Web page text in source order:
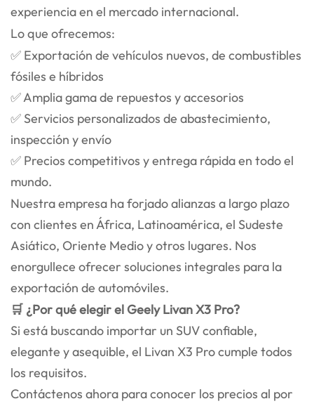
experiencia en el mercado internacional.
Lo que ofrecemos:
✅ Exportación de vehículos nuevos, de combustibles
fósiles e híbridos
✅ Amplia gama de repuestos y accesorios
✅ Servicios personalizados de abastecimiento,
inspección y envío
✅ Precios competitivos y entrega rápida en todo el
mundo.
Nuestra empresa ha forjado alianzas a largo plazo
con clientes en África, Latinoamérica, el Sudeste
Asiático, Oriente Medio y otros lugares. Nos
enorgullece ofrecer soluciones integrales para la
exportación de automóviles.
🛒 ¿Por qué elegir el Geely Livan X3 Pro?
Si está buscando importar un SUV confiable,
elegante y asequible, el Livan X3 Pro cumple todos
los requisitos.
Contáctenos ahora para conocer los precios al por